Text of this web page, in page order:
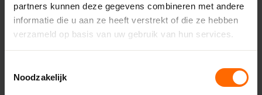
partners kunnen deze gegevens combineren met andere
informatie die u aan ze heeft verstrekt of die ze hebben
verzameld op basis van uw gebruik van hun services.
Noodzakelijk
meppel@skodora.nl
Selecteren als mijn vestiging